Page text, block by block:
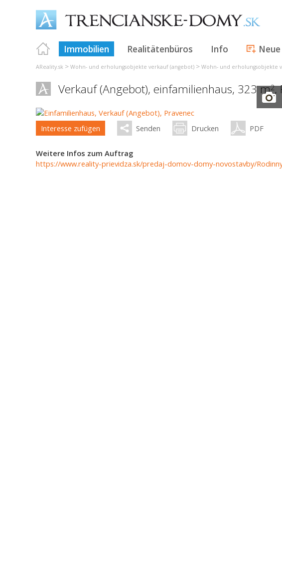
Immobilien Realitätenbüros Info
AReality.sk > Wohn- und erholungsobjekte verkauf (angebot) > Wohn- und erholungsobjekte
Verkauf (Angebot), einfamilienhaus, 323 m2,
Interesse zufügen Senden Drucken PDF
Weitere Infos zum Auftrag